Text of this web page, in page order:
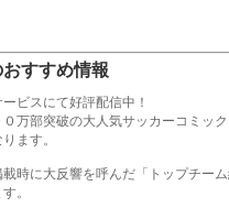
すすめ情報
ビスにて好評配信中！
万部突破の大人気サッカーコミック
ます。
時に大反響を呼んだ「トップチー
。